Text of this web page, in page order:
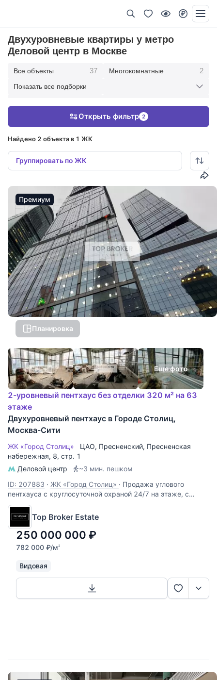
Двухуровневые квартиры у метро
Деловой центр в Москве
Все объекты 37 Многокомнатные 2
15 Двухкомнатные
Показать все подборки
Найдено 2 объекта в 1 ЖК
Группировать по ЖК
Открыть фильтр 2
Премиум
Планировка
Еще фото
2-уровневый пентхаус без отделки 320 м² на 63
этаже
Двухуровневый пентхаус в Городе Столиц,
Москва-Сити
ЖК «Город Столиц» ЦАО, Пресненский, Пресненская
набережная, 8, стр. 1
Деловой центр
~3 мин. пешком
ID: 207883 · ЖК «Город Столиц» · Продажа углового
пентхауса с круглосуточной охраной 24/7 на этаже, с
потрясающе красивым панорамным видом на город,
Москва-Сити, гостиницу "Radisson Украина", Парк Победы
и Москва-реку. Ключевые детали: ~ Этаж: 63/63 ~
Площадь пентхауса: 320 кв.
Top Broker Estate
250 000 000 ₽
782 000 ₽/м2
Видовая